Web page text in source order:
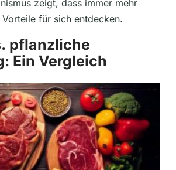
zeigt, dass immer mehr
für sich entdecken.
pflanzliche
Ein Vergleich